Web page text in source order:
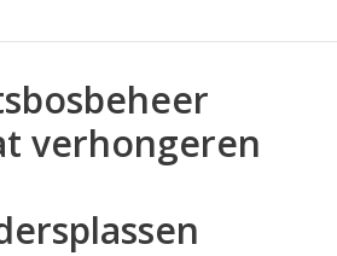
verhongeren